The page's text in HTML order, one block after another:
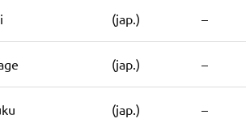
(jap.) –
(jap.) –
(jap.) –